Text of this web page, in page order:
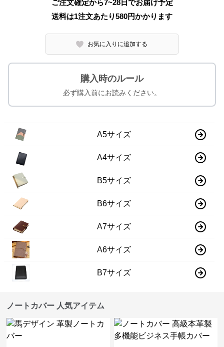
ご注文確定から7~28日でお届け予定
送料は1注文あたり580円かかります
お気に入りに追加する
購入時のルール
必ず購入前にお読みください。
A5サイズ
A4サイズ
B5サイズ
B6サイズ
A7サイズ
A6サイズ
B7サイズ
ノートカバー 人気アイテム